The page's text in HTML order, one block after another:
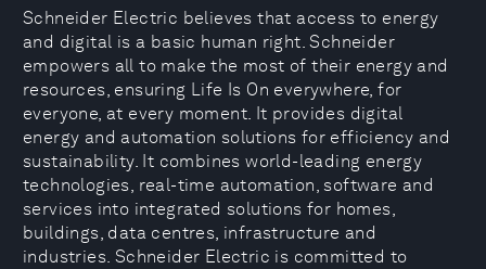
Schneider Electric believes that access to energy
and digital is a basic human right. Schneider
empowers all to make the most of their energy and
resources, ensuring Life Is On everywhere, for
everyone, at every moment. It provides digital
energy and automation solutions for efficiency and
sustainability. It combines world-leading energy
technologies, real-time automation, software and
services into integrated solutions for homes,
buildings, data centres, infrastructure and
industries. Schneider Electric is committed to